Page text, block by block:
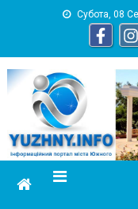
Субота, 08
информационный